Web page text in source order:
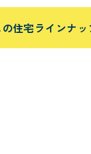
住宅ラインナッ